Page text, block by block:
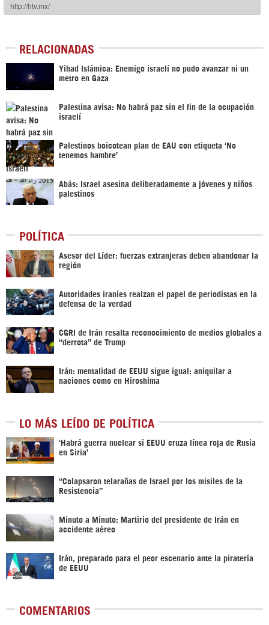
RELACIONADAS
Yihad Islámica: Enemigo israelí no pudo avanzar ni un
metro en Gaza
Palestina avisa: No habrá paz sin el fin de la ocupación
israelí
Palestinos boicotean plan de EAU con etiqueta ‘No
tenemos hambre’
Abás: Israel asesina deliberadamente a jóvenes y niños
palestinos
POLÍTICA
Asesor del Líder: fuerzas extranjeras deben abandonar la
región
Autoridades iraníes realzan el papel de periodistas en la
defensa de la verdad
CGRI de Irán resalta reconocimiento de medios globales a
“derrota” de Trump
Irán: mentalidad de EEUU sigue igual: aniquilar a
naciones como en Hiroshima
LO MÁS LEÍDO DE POLÍTICA
‎‘Habrá guerra nuclear si EEUU cruza línea roja de Rusia
en Siria’‎
“Colapsaron telarañas de Israel por los misiles de la
Resistencia”
Minuto a Minuto: Martirio del presidente de Irán en
accidente aéreo
Irán, preparado para el peor escenario ante la piratería
de EEUU
COMENTARIOS